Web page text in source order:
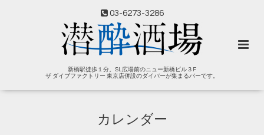
03-6273-3286
新橋駅徒歩１分。SL広場前のニュー新橋ビル３F
ザ ダイブファクトリー 東京店併設のダイバーが集まるバーです。
カレンダー